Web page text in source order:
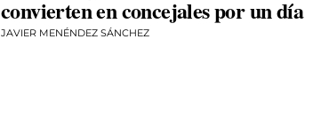
convierten en concejales por un día
JAVIER MENÉNDEZ SÁNCHEZ